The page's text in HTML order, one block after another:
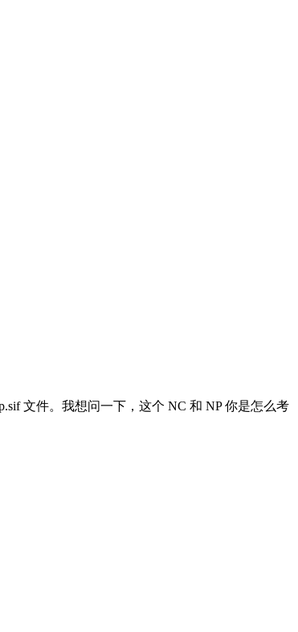
文件。我想问一下，这个 NC 和 NP 你是怎么考